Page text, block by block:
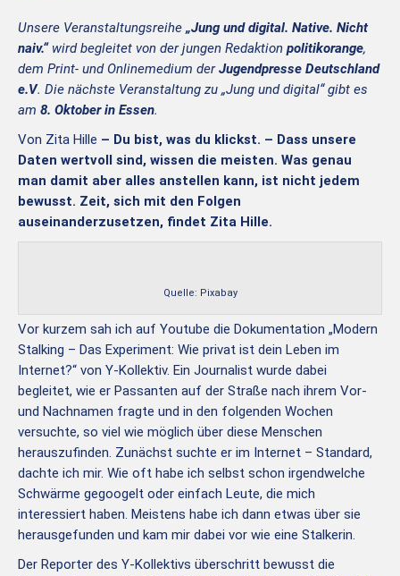
Unsere Veranstaltungsreihe „Jung und digital. Native. Nicht
naiv.“wird begleitet von der jungen Redaktion politikorange,
dem Print- und Onlinemedium derJugendpresse Deutschland
e.V. Die nächste Veranstaltung zu „Jung und digital“ gibt es
am 8. Oktober in Essen.
Von Zita Hille – Du bist, was du klickst. – Dass unsere
Daten wertvoll sind, wissen die meisten. Was genau
man damit aber alles anstellen kann, ist nicht jedem
bewusst. Zeit, sich mit den Folgen
auseinanderzusetzen, findet Zita Hille.
Quelle: Pixabay
Vor kurzem sah ich auf Youtube die Dokumentation „Modern
Stalking – Das Experiment: Wie privat ist dein Leben im
Internet?“ von Y-Kollektiv. Ein Journalist wurde dabei
begleitet, wie er Passanten auf der Straße nach ihrem Vor-
und Nachnamen fragte und in den folgenden Wochen
versuchte, so viel wie möglich über diese Menschen
herauszufinden. Zunächst suchte er im Internet – Standard,
dachte ich mir. Wie oft habe ich selbst schon irgendwelche
Schwärme gegoogelt oder einfach Leute, die mich
interessiert haben. Meistens habe ich dann etwas über sie
herausgefunden und kam mir dabei vor wie eine Stalkerin.
Der Reporter des Y-Kollektivs überschritt bewusst die